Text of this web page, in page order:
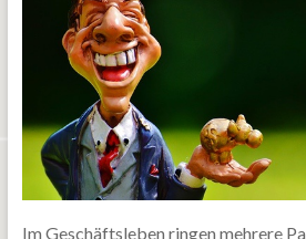
Im Geschäftsleben ringen mehrere